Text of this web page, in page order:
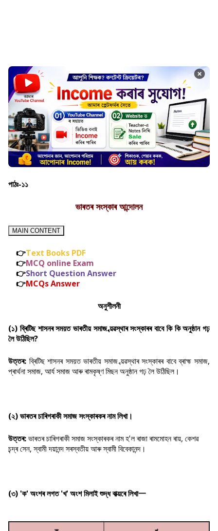
×
পাঠঃ-১১
ভাৰতৰ সংস্কাৰ আন্দোলন
MAIN CONTENT
👉Text Books PDF
👉MCQ online Exam
👉Short Question Answer
👉MCQs Answer
অনুশীলনী
(১) ব্ৰিটিছ শাসনৰ সময়ত ভাৰতীয় সমাজ ব্য়ৱস্থাৰ সংস্কাৰৰ বাবে কি কি অনুষ্ঠান গঢ়
লৈ উঠিছিল?
উত্তৰ: ব্ৰিটিছ শাসনৰ সময়ত ভাৰতীয় সমাজ ব্য়ৱস্থাৰ সংস্কাৰৰ বাবে ব্ৰাহ্ম সমাজ,
প্ৰাৰ্থনা সমাজ, আৰ্য সমাজ আৰু ৰামকৃষ্ণ মিছন অনুষ্ঠান গঢ় লৈ উঠিছিল।
(২) ভাৰতৰ চাৰিগৰাকী সমাজ সংস্কাৰকৰ নাম লিখা।
উত্তৰ:ভাৰতৰ চাৰিগৰাকী সমাজ সংস্কাৰকৰ নাম হ'লৰাজা ৰামমোহন ৰায়, কেশৱ
চন্দ্ৰ সেন,স্বামী দয়ানন্দ সৰস্বতীয় আৰুস্বামী বিবেকানন্দ।
(৩) 'ক' অংশৰ লগত 'খ' অংশ মিলাই শুদ্ধ বাক্য়ৰে লিখা一